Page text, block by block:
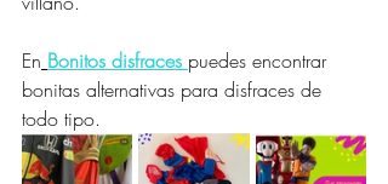
En Bonitos disfraces puedes encontrar
bonitas alternativas para disfraces de
todo tipo.